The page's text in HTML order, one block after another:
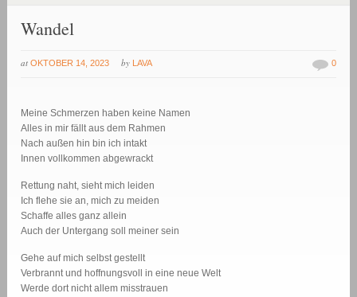
Wandel
at OKTOBER 14, 2023 by LAVA 0
Meine Schmerzen haben keine Namen
Alles in mir fällt aus dem Rahmen
Nach außen hin bin ich intakt
Innen vollkommen abgewrackt
Rettung naht, sieht mich leiden
Ich flehe sie an, mich zu meiden
Schaffe alles ganz allein
Auch der Untergang soll meiner sein
Gehe auf mich selbst gestellt
Verbrannt und hoffnungsvoll in eine neue Welt
Werde dort nicht allem misstrauen